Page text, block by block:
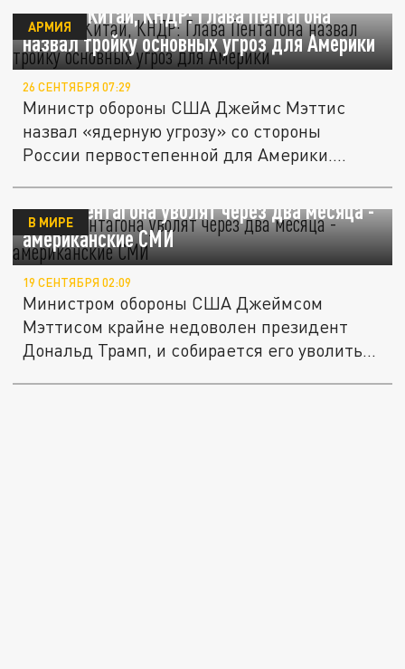
Россия, Китай, КНДР: Глава Пентагона
назвал тройку основных угроз для Америки
АРМИЯ
26 СЕНТЯБРЯ 07:29
Министр обороны США Джеймс Мэттис
назвал «ядерную угрозу» со стороны
России первостепенной для Америки.
Главу Пентагона уволят через два месяца -
американские СМИ
В МИРЕ
19 СЕНТЯБРЯ 02:09
Министром обороны США Джеймсом
Мэттисом крайне недоволен президент
Дональд Трамп, и собирается его уволить...